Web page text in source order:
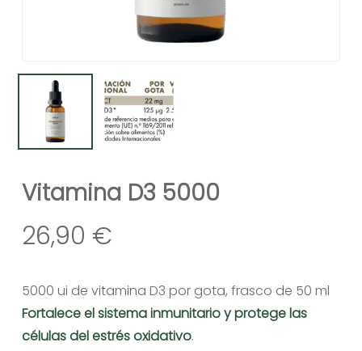
Vitamina D3 5000
26,90 €
5000 ui de vitamina D3 por gota, frasco de 50 ml
Fortalece el sistema inmunitario y protege las
células del estrés oxidativo.